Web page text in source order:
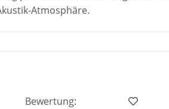
Atmosphäre.
Bewertung: